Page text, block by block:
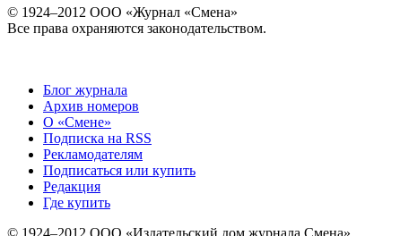
© 1924–2012 ООО «Журнал «Смена»
Все права охраняются законодательством.
Блог журнала
Архив номеров
О «Смене»
Подписка на RSS
Рекламодателям
Подписаться или купить
Редакция
Где купить
© 1924–2012 ООО «Издательский дом журнала Смена»